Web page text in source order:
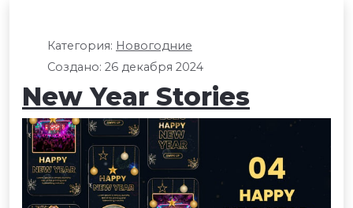
Категория: Новогодние
Создано: 26 декабря 2024
New Year Stories